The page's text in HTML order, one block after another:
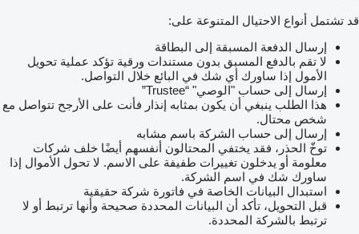
قد تشتمل أنواع الاحتيال المتنوعة على:
إرسال الدفعة المسبقة إلى البطاقة
لا تقم بالدفع المسبق بدون مستندات ورقية تؤكد عملية تحويل
الأمول إذا ساورك أي شك في البائع خلال التواصل.
إرسال إلى حساب "الوصي" “Trustee”
هذا الطلب ينبغي أن يكون بمثابه إنذار فأنت على الأرجح تتواصل مع
شخص محتال.
إرسال إلى حساب الشركة باسم مشابه
توخّ الحذر، فقد يختفي المحتالون أنفسهم أيضًا خلف شركات
معلومة أو يدخلون تغييرات طفيفة على الاسم. لا تحول الأموال إذا
ساورك شك في اسم الشركة.
استبدال البيانات الخاصة في فاتورة شركة حقيقية
قبل التحويل، تأكد أن البيانات المحددة صحيحة وأنها ترتبط أو لا
ترتبط بالشركة المحددة.